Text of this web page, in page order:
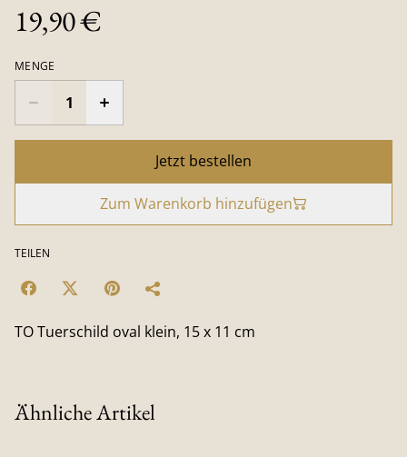
19,90 €
MENGE
Jetzt bestellen
Zum Warenkorb hinzufügen
TEILEN
TO Tuerschild oval klein, 15 x 11 cm
Ähnliche Artikel